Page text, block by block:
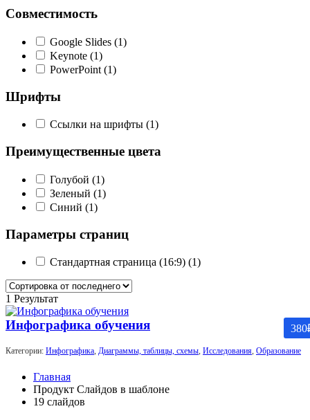
Совместимость
Google Slides (1)
Keynote (1)
PowerPoint (1)
Шрифты
Ссылки на шрифты (1)
Преимущественные цвета
Голубой (1)
Зеленый (1)
Синий (1)
Параметры страниц
Стандартная страница (16:9) (1)
1 Результат
380
Инфографика обучения
Категории: Инфографика, Диаграммы, таблицы, схемы, Исследования, Образование
Главная
Продукт Слайдов в шаблоне
19 слайдов